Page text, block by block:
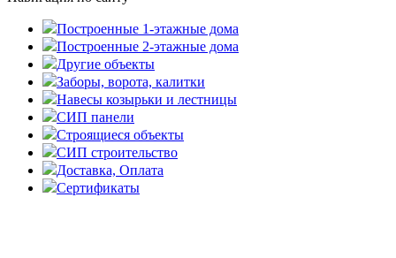
Построенные 1-этажные дома
Построенные 2-этажные дома
Другие объекты
Заборы, ворота, калитки
Навесы козырьки и лестницы
СИП панели
Строящиеся объекты
СИП строительство
Доставка, Оплата
Cертификаты